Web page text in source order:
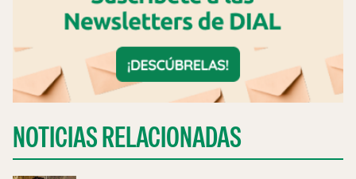
NOTICIAS RELACIONADAS